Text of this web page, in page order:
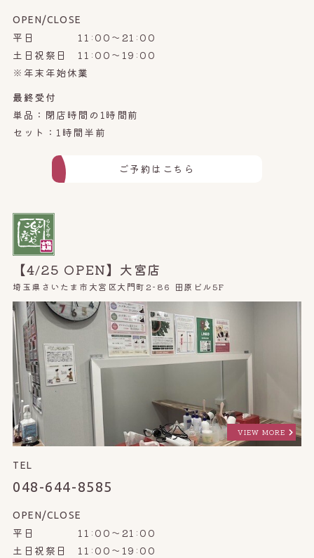
OPEN/CLOSE
平日 11:00～21:00
土日祝祭日 11:00～19:00
※年末年始休業
最終受付
単品：閉店時間の1時間前
セット：1時間半前
ご予約はこちら
【4/25 OPEN】大宮店
埼玉県さいたま市大宮区大門町2-86 田原ビル5F
VIEW MORE
TEL
048-644-8585
OPEN/CLOSE
平日 11:00～21:00
土日祝祭日 11:00～19:00